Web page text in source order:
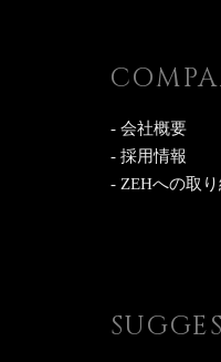
- 会社概要
- 採用情報
- ZEHへの取